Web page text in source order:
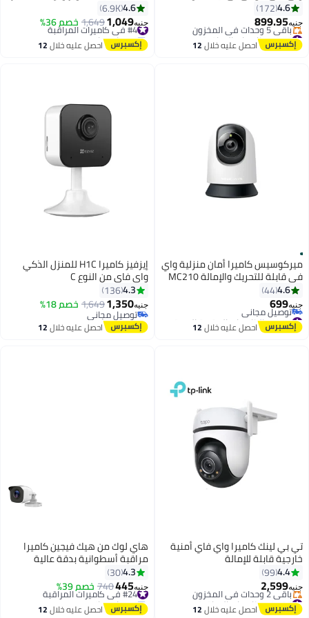
4.6
172
جنيه899.95
#6 في كاميرات المراقبة
توصيل مجاني
باقي 5 وحدات في المخزون
احصل عليه خلال12
المراقبة الفيديو للأماكن الداخلية
برؤية بزاوية 360 درجة
4.6
6.9K
جنيه1,049
1,649خصم 36% #4 في كاميرات المراقبة
توصيل مجاني
#4 في كاميرات المراقبة احصل عليه خلال12
ميركوسيس كاميرا أمان منزلية واي
في قابلة للتحريك والإمالة MC210
4.6
44
جنيه699
أقل سعر في 30 يوم
توصيل مجاني
احصل عليه خلال12
إيزفيز كاميرا H1C للمنزل الذكي
واي فاي من النوع C
4.3
136
جنيه1,350
1,649خصم 18%
توصيل مجاني
توصيل مجانياحصل عليه خلال12
تي بي لينك كاميرا واي فاي أمنية
خارجية قابلة للإمالة
4.4
99
جنيه2,599
#27 في كاميرات المراقبة
توصيل مجانياحصل عليه خلال12
هاي لوك من هيك فيجين كاميرا
مراقبة أسطوانية بدقة عالية
الوضوح وتعمل بتقنية الأشعة تحت
الحمراء الموسعة
4.3
30
جنيه445
740 خصم 39% #24 في كاميرات المراقبة
توصيل مجاني
#24 في كاميرات المراقبة احصل عليه خلال12